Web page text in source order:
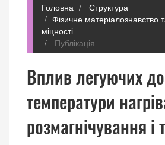
Головна
Структура
Фізичне матеріалознавство
міцності
Публікація
Вплив легуючих
температури
розмагнічування і